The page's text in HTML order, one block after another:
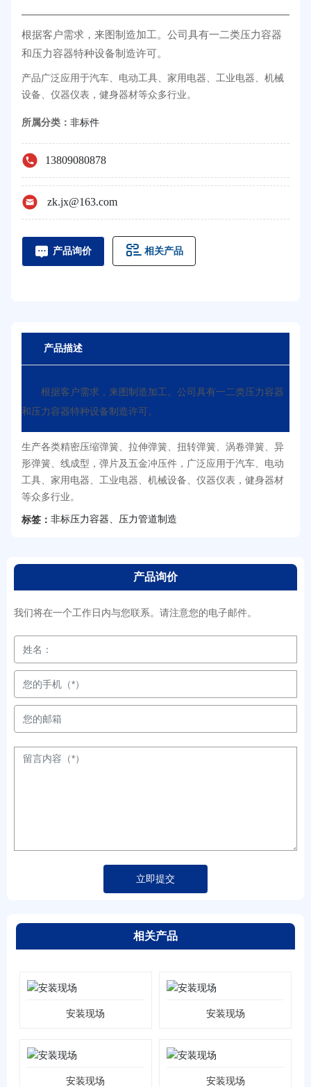
根据客户需求，来图制造加工。公司具有一二类压力容器
和压力容器特种设备制造许可。
产品广泛应用于汽车、电动工具、家用电器、工业电器、机械
设备、仪器仪表，健身器材等众多行业。
所属分类： 非标件
13809080878
zk.jx@163.com
产品询价 相关产品
产品描述
根据客户需求，来图制造加工。公司具有一二类压力容器
和压力容器特种设备制造许可。
生产各类精密压缩弹簧、拉伸弹簧、扭转弹簧、涡卷弹簧、异
形弹簧、线成型，弹片及五金冲压件，广泛应用于汽车、电动
工具、家用电器、工业电器、机械设备、仪器仪表，健身器材
等众多行业。
标签： 非标压力容器、压力管道制造
产品询价
我们将在一个工作日内与您联系。请注意您的电子邮件。
立即提交
相关产品
安装现场 安装现场
安装现场 安装现场